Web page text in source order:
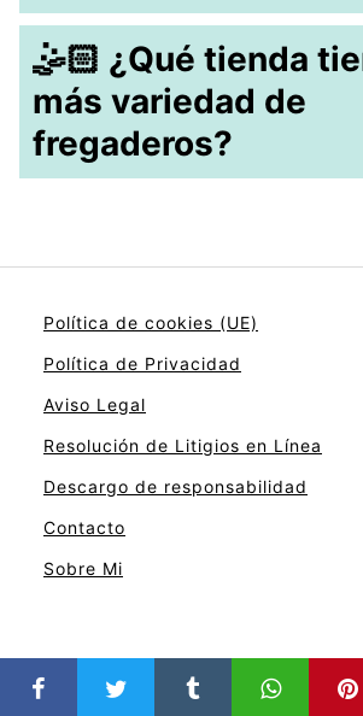
🤹🏻​ ¿Qué tienda
más variedad de
fregaderos?
Política de cookies (UE)
Política de Privacidad
Aviso Legal
Resolución de Litigios en Línea
Descargo de responsabilidad
Contacto
Sobre Mi
En calidad de Afiliado de